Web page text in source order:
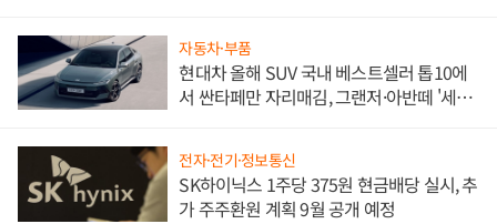
자동차·부품
현대차 올해 SUV 국내 베스트셀러 톱10에
서 싼타페만 자리매김, 그랜저·아반떼 '세단
전자·전기·정보통신
SK하이닉스 1주당 375원 현금배당 실시, 추
가 주주환원 계획 9월 공개 예정